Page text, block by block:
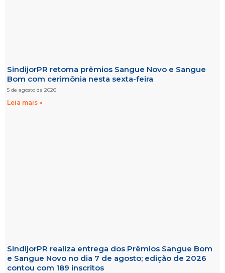
SindijorPR retoma prêmios Sangue Novo e Sangue
Bom com cerimônia nesta sexta-feira
5 de agosto de 2026
Leia mais »
SindijorPR realiza entrega dos Prêmios Sangue Bom
e Sangue Novo no dia 7 de agosto; edição de 2026
contou com 189 inscritos